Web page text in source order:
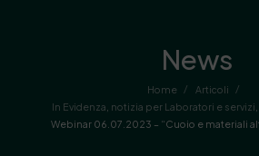
News
Home / Articoli
/
In Evidenza notizia per Laboratori e servizi
Webinar 06.07.2023 – “Cuoio e materiali